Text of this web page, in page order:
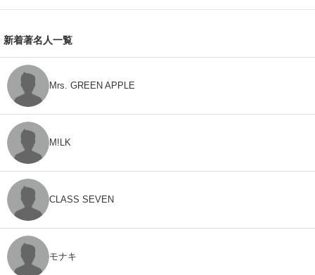
新着著名人一覧
Mrs. GREEN APPLE
M!LK
CLASS SEVEN
モナキ